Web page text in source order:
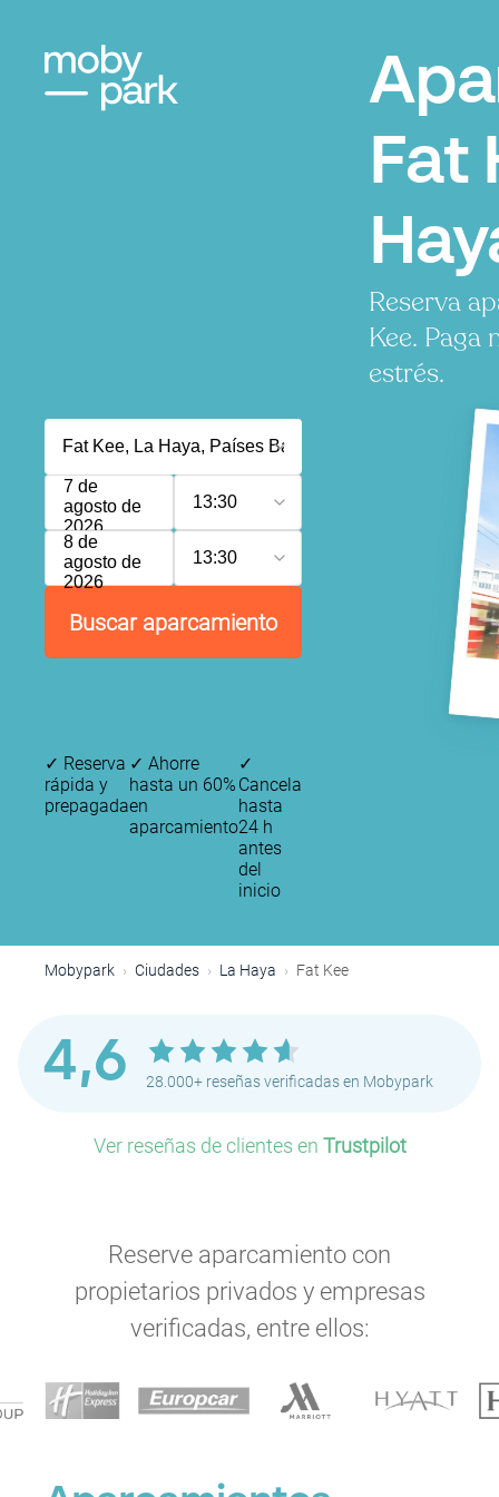
Fat
Reserva
Kee. Paga
estrés.
7 de
agosto de
2026
13:30
8 de
agosto de
2026
13:30
Buscar aparcamiento
✓ Reserva
rápida y
prepagada
✓ Ahorre
hasta un 60%
en
aparcamiento
✓
Cancela
hasta
24 h
antes
del
inicio
Mobypark Ciudades La Haya Fat Kee
4,6 28.000+ reseñas verificadas en Mobypark
Ver reseñas de clientes en Trustpilot
Reserve aparcamiento con
propietarios privados y empresas
verificadas, entre ellos: